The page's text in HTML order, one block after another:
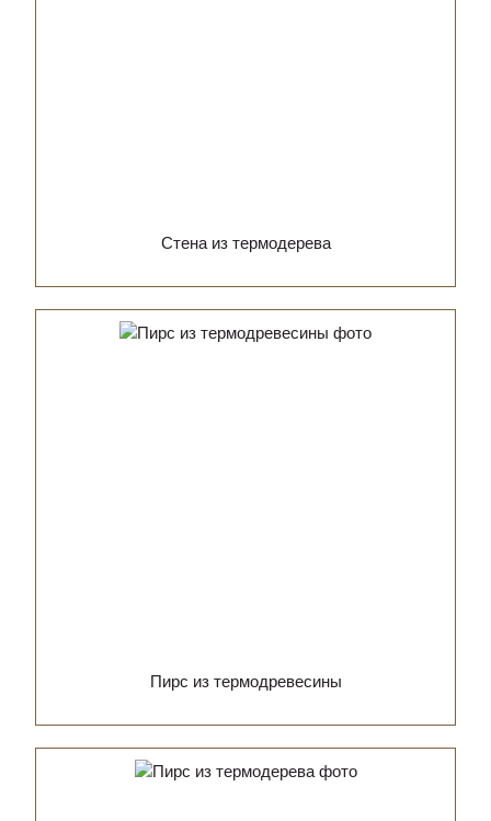
Стена из термодерева
Пирс из термодревесины